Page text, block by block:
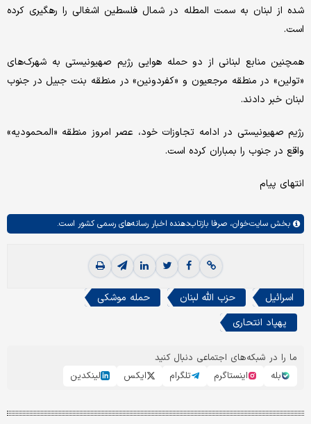
شده از لبنان به سمت المطله در شمال فلسطین اشغالی را رهگیری کرده
است.
همچنین منابع لبنانی از دو حمله هوایی رژیم صهیونیستی به شهرک‌های
«تولین» در منطقه مرجعیون و «کفردونین» در منطقه بنت جبیل در جنوب
لبنان خبر دادند.
رژیم صهیونیستی در ادامه تجاوزات خود، عصر امروز منطقه «المحمودیه»
واقع در جنوب را بمباران کرده است.
انتهای پیام
بخش سایت‌خوان، صرفا بازتاب‌دهنده اخبار رسانه‌های رسمی کشور است.
اسرائیل حزب الله لبنان
حمله موشکی
پهپاد انتحاری
ما را در شبکه‌های اجتماعی دنبال کنید
بله
اینستاگرم تلگرام ایکس لینکدین